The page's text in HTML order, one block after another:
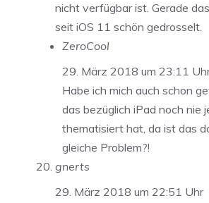
nicht verfügbar ist. Gerade
seit iOS 11 schön gedrosselt.
ZeroCool
29. März 2018 um 23:11
Habe ich mich auch schon
das bezüglich iPad noch nie
thematisiert hat, da ist das
gleiche Problem?!
gnerts
29. März 2018 um 22:51 Uhr